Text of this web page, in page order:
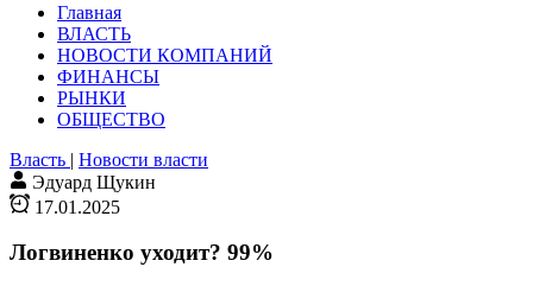
Главная
ВЛАСТЬ
НОВОСТИ КОМПАНИЙ
ФИНАНСЫ
РЫНКИ
ОБЩЕСТВО
Власть | Новости власти
Эдуард Щукин
17.01.2025
Логвиненко уходит? 99%